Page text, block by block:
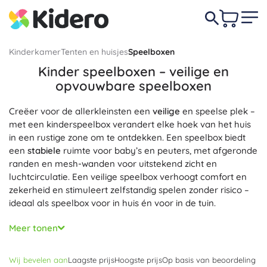
KinderkamerTenten en huisjesSpeelboxen
Kinder speelboxen – veilige en
opvouwbare speelboxen
Creëer voor de allerkleinsten een veilige en speelse plek –
met een kinderspeelbox verandert elke hoek van het huis
in een rustige zone om te ontdekken. Een speelbox biedt
een stabiele ruimte voor baby’s en peuters, met afgeronde
randen en mesh-wanden voor uitstekend zicht en
luchtcirculatie. Een veilige speelbox verhoogt comfort en
zekerheid en stimuleert zelfstandig spelen zonder risico –
ideaal als speelbox voor in huis én voor in de tuin.
Praktisch staat voorop: een opvouwbare speelbox en een
reisspeelbox zijn in een mum van tijd in- en uit te klappen,
mee op pad.Licht en draagbaar , met afwasbare hoezen,
Meer tonen
Wij bevelen aanLaagste prijsHoogste prijsOp basis van beoordeling